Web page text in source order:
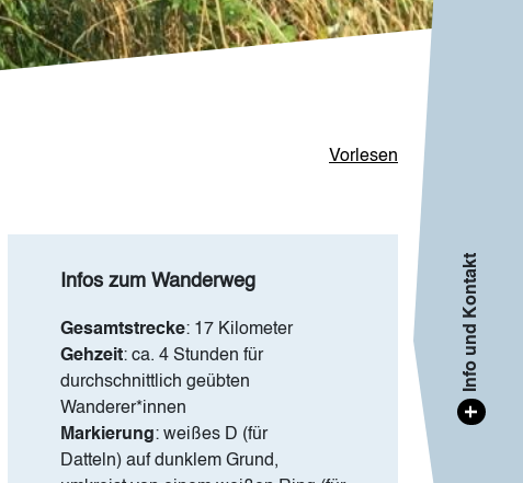
Vorlesen
Infos zum Wanderweg
Gesamtstrecke: 17 Kilometer
Gehzeit: ca. 4 Stunden für
durchschnittlich geübten
Wanderer*innen
Markierung: weißes D (für
Datteln) auf dunklem Grund,
+
Info und Kontakt